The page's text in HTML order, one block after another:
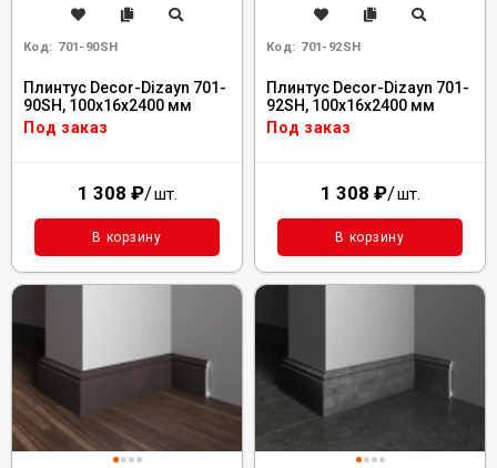
Код: 701-90SH
Плинтус Decor-Dizayn 701-
90SH, 100x16x2400 мм
Под заказ
1 308 ₽/шт.
В корзину
Код: 701-92SH
Плинтус Decor-Dizayn 701-
92SH, 100x16x2400 мм
Под заказ
1 308 ₽/шт.
В корзину